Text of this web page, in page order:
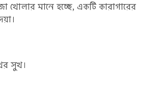
খোলার মানে হচ্ছে, একটি কারাগারের
সুখ।